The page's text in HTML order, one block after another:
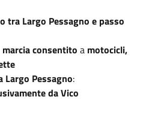
tra Largo Pessagno e passo
consentito a motocicli,
Largo Pessagno:
da Vico